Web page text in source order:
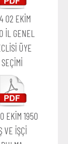
02 EKİM
İL GENEL
ÜYE
SEÇİMİ
EKİM 1950
VE İŞÇİ